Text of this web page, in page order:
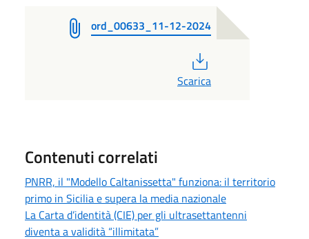
ord_00633_11-12-2024
Scarica
Contenuti correlati
PNRR, il "Modello Caltanissetta" funziona: il territorio
primo in Sicilia e supera la media nazionale
La Carta d’identità (CIE) per gli ultrasettantenni
diventa a validità “illimitata”